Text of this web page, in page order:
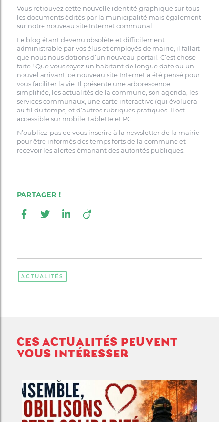
Vous retrouvez cette nouvelle identité graphique sur tous
les documents édités par la municipalité mais également
sur notre nouveau site Internet communal.
Le blog étant devenu obsolète et difficilement
administrable par vos élus et employés de mairie, il fallait
que nous nous dotions d’un nouveau portail. C’est chose
faite ! Que vous soyez un habitant de longue date ou un
nouvel arrivant, ce nouveau site Internet a été pensé pour
vous faciliter la vie. Il présente une arborescence
simplifiée, les actualités de la commune, son agenda, les
services communaux, une carte interactive (qui évoluera
au fil du temps) et d’autres rubriques pratiques. Il est
accessible sur mobile, tablette et PC.
N’oubliez-pas de vous inscrire à la newsletter de la mairie
pour être informés des temps forts de la commune et
recevoir les alertes émanant des autorités publiques.
ACTUALITÉS
CES ACTUALITÉS PEUVENT
VOUS INTÉRESSER